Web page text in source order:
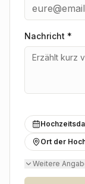
Nachricht *
Ort der
Weitere